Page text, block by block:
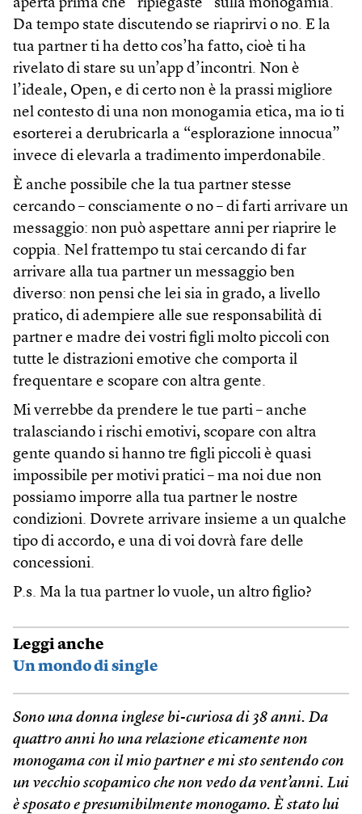
aperta prima che “ripiegaste” sulla monogamia.
Da tempo state discutendo se riaprirvi o no. E la
tua partner ti ha detto cos’ha fatto, cioè ti ha
rivelato di stare su un’app d’incontri. Non è
l’ideale, Open, e di certo non è la prassi migliore
nel contesto di una non monogamia etica, ma io ti
esorterei a derubricarla a “esplorazione innocua”
invece di elevarla a tradimento imperdonabile.
È anche possibile che la tua partner stesse
cercando – consciamente o no – di farti arrivare un
messaggio: non può aspettare anni per riaprire le
coppia. Nel frattempo tu stai cercando di far
arrivare alla tua partner un messaggio ben
diverso: non pensi che lei sia in grado, a livello
pratico, di adempiere alle sue responsabilità di
partner e madre dei vostri figli molto piccoli con
tutte le distrazioni emotive che comporta il
frequentare e scopare con altra gente.
Mi verrebbe da prendere le tue parti – anche
tralasciando i rischi emotivi, scopare con altra
gente quando si hanno tre figli piccoli è quasi
impossibile per motivi pratici – ma noi due non
possiamo imporre alla tua partner le nostre
condizioni. Dovrete arrivare insieme a un qualche
tipo di accordo, e una di voi dovrà fare delle
concessioni.
P.s. Ma la tua partner lo vuole, un altro figlio?
Leggi anche
Un mondo di single
Sono una donna inglese bi-curiosa di 38 anni. Da
quattro anni ho una relazione eticamente non
monogama con il mio partner e mi sto sentendo con
un vecchio scopamico che non vedo da vent’anni. Lui
è sposato e presumibilmente monogamo. È stato lui